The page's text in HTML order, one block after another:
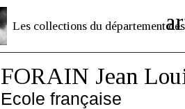
Les collections du département des
FORAIN Jean
Ecole française